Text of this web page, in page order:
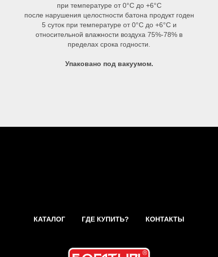
при температуре от 0°С до +6°C
после нарушения целостности батона продукт годен
5 суток при температуре от 0°С до +6°C и
относительной влажности воздуха 75%-78% в
пределах срока годности.
Упаковано под вакуумом.
КАТАЛОГ ГДЕ КУПИТЬ? КОНТАКТЫ